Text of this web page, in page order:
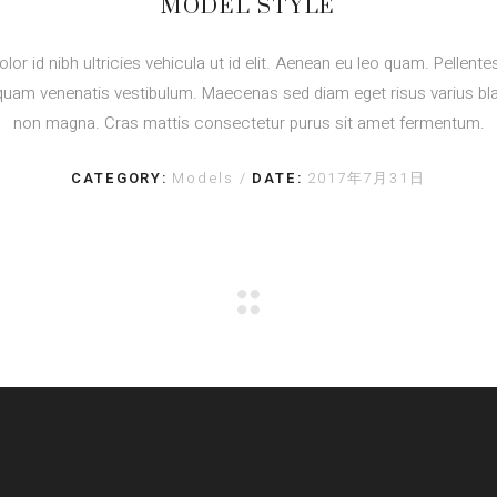
MODEL STYLE
id nibh ultricies vehicula ut id elit. Aenean eu leo quam.
venenatis vestibulum. Maecenas sed diam eget risus varius
non magna. Cras mattis consectetur purus sit amet fermentum.
CATEGORY: Models DATE: 2017年7月31日